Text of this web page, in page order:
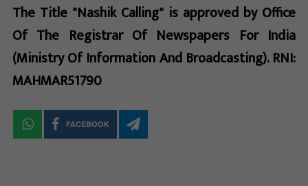
The Title "Nashik Calling" is approved by Office
Of The Registrar Of Newspapers For India
(Ministry Of Information And Broadcasting). RNI:
MAHMAR51790
FACEBOOK